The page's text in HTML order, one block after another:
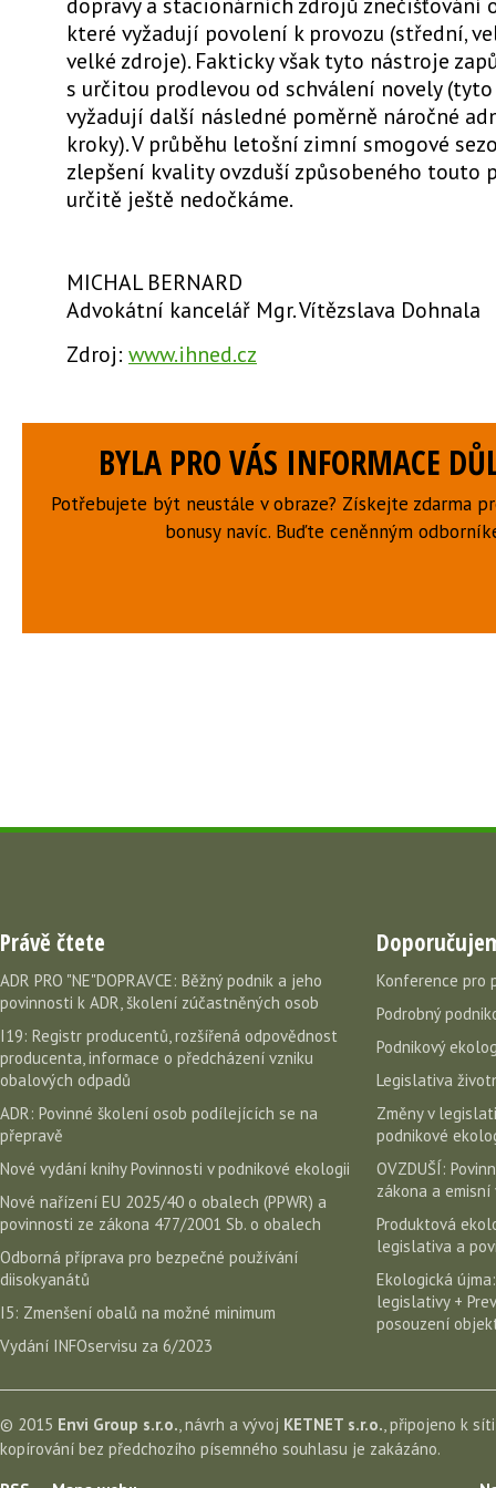
které vyžadují povolení k provozu (střední,
velké zdroje). Fakticky však tyto nástroje
s určitou prodlevou od schválení novely
vyžadují další následné poměrně náročné
kroky). V průběhu letošní zimní smogové
zlepšení kvality ovzduší způsobeného touto
určitě ještě nedočkáme.
MICHAL BERNARD
Advokátní kancelář Mgr. Vítězslava Dohnala
Zdroj: www.ihned.cz
BYLA PRO VÁS INFORMACE
Potřebujete být neustále v obraze? Získejte zdarma
bonusy navíc. Buďte ceněnným
Právě čtete
ADR PRO "NE"DOPRAVCE: Běžný podnik a jeho
povinnosti k ADR, školení zúčastněných osob
I19: Registr producentů, rozšířená odpovědnost
producenta, informace o předcházení vzniku
obalových odpadů
ADR: Povinné školení osob podílejících se na
přepravě
Nové vydání knihy Povinnosti v podnikové ekologii
Nové nařízení EU 2025/40 o obalech (PPWR) a
povinnosti ze zákona 477/2001 Sb. o obalech
Odborná příprava pro bezpečné používání
diisokyanátů
I5: Zmenšení obalů na možné minimum
Vydání INFOservisu za 6/2023
Konference pro
Podrobný
Podnikový
Legislativa
Změny v
podnikové
OVZDUŠÍ:
zákona a emisní
Produktová
legislativa a
Ekologická
legislativy +
posouzení
© 2015 Envi Group s.r.o., návrh a vývoj KETNET s.r.o., připojeno k
kopírování bez předchozího písemného souhlasu je zakázáno.